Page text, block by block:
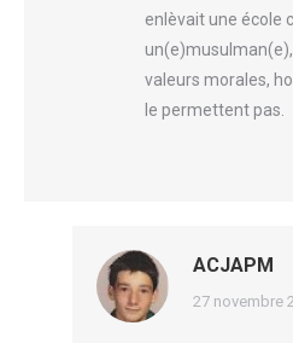
enlèvait une école
valeurs morales,
le permettent pas.
ACJAPM
dit
27 novembre